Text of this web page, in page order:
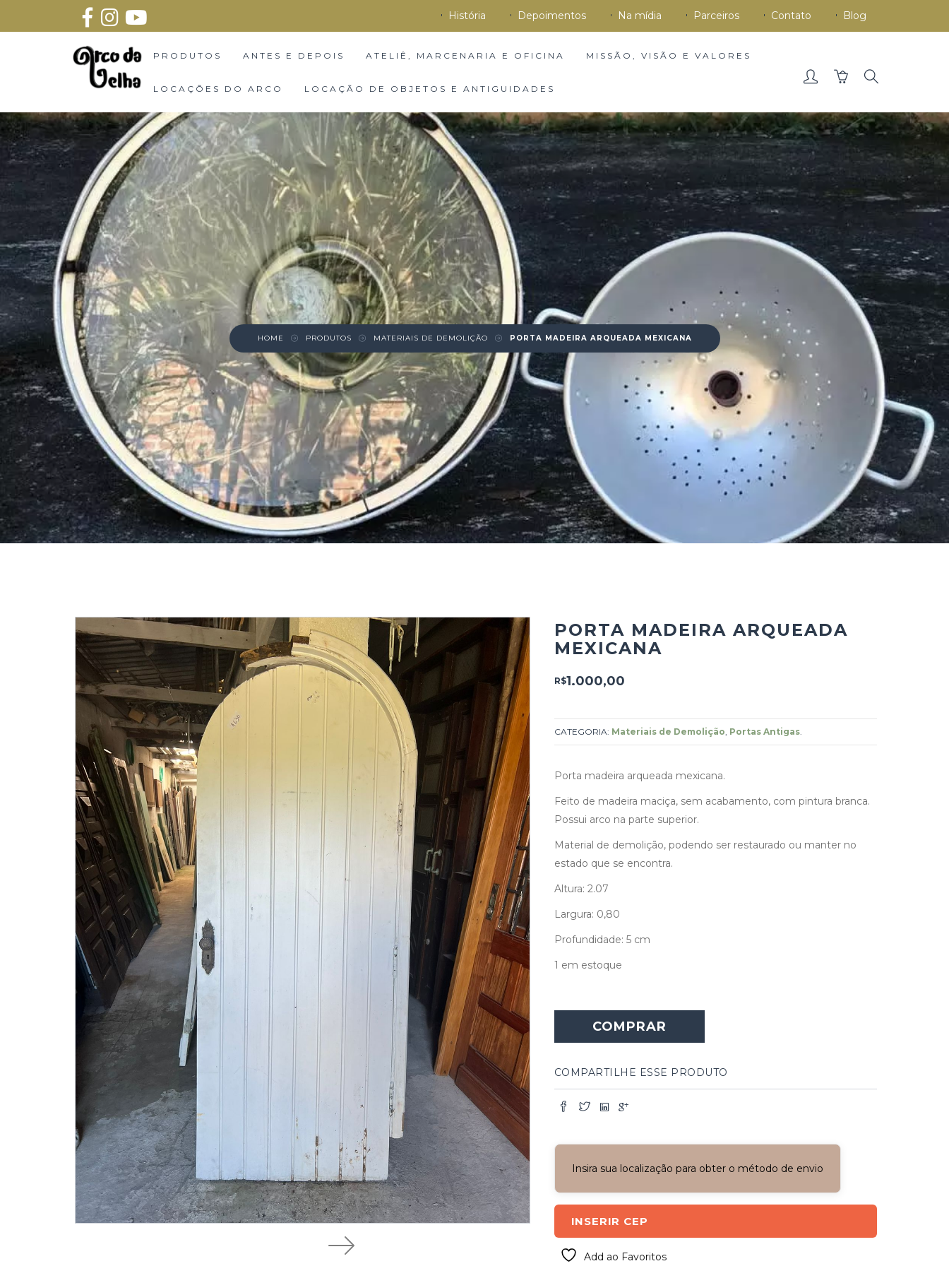
História Depoimentos Na mídia Parceiros Contato Blog
PRODUTOS ANTES E DEPOIS ATELIÊ, MARCENARIA E OFICINA MISSÃO, VISÃO E VALORES
LOCAÇÕES DO ARCO LOCAÇÃO DE OBJETOS E ANTIGUIDADES
HOME PRODUTOS MATERIAIS DE DEMOLIÇÃO PORTA MADEIRA ARQUEADA MEXICANA
PORTA MADEIRA ARQUEADA
MEXICANA
R$1.000,00
CATEGORIA: Materiais de Demolição, Portas Antigas.
Porta madeira arqueada mexicana.
Feito de madeira maciça, sem acabamento, com pintura branca.
Possui arco na parte superior.
Material de demolição, podendo ser restaurado ou manter no
estado que se encontra.
Altura: 2.07
Largura: 0,80
Profundidade: 5 cm
1 em estoque
Arqueada
Mexicana
COMPRAR
COMPARTILHE ESSE PRODUTO
Insira sua localização para obter o método de envio
INSERIR CEP
Add ao Favoritos